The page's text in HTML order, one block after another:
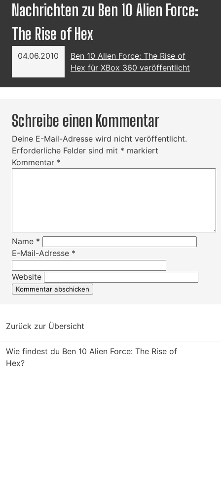
Nachrichten zu Ben 10 Alien Force:
The Rise of Hex
04.06.2010
Ben 10 Alien Force: The Rise of
Hex für XBox 360 veröffentlicht
Schreibe einen Kommentar
Deine E-Mail-Adresse wird nicht veröffentlicht.
Erforderliche Felder sind mit * markiert
Kommentar *
Name *
E-Mail-Adresse *
Website
Zurück zur Übersicht
Wie findest du Ben 10 Alien Force: The Rise of
Hex?